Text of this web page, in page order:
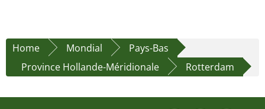
Home Mondial
Pays-Bas
Province Hollande-Méridionale
Rotterdam